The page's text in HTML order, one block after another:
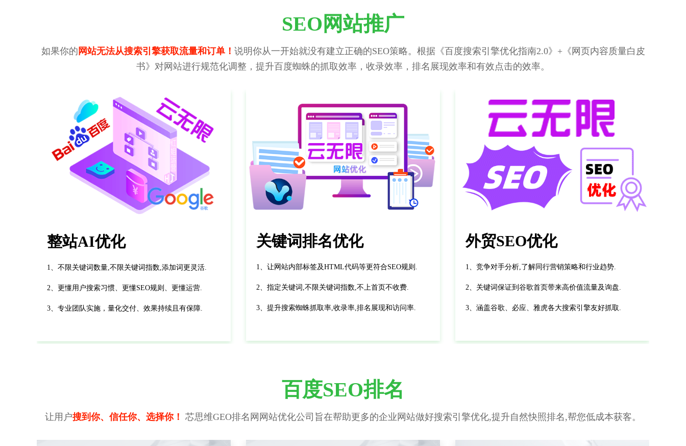
SEO网站推广
如果你的 网站无法从搜索引擎获取流量和订单！ 说明你从一开始就没有建立正确的SEO策略。根据《百度搜索引擎优化指南2.0》+《网页内容质量白皮
书》对网站进行规范化调整，提升百度蜘蛛的抓取效率，收录效率，排名展现效率和有效点击的效率。
整站AI优化
1、不限关键词数量,不限关键词指数,添加词更灵活.
2、更懂用户搜索习惯、更懂SEO规则、更懂运营.
3、专业团队实施，量化交付、效果持续且有保障.
关键词排名优化
1、让网站内部标签及HTML代码等更符合SEO规则.
2、指定关键词,不限关键词指数,不上首页不收费.
3、提升搜索蜘蛛抓取率,收录率,排名展现和访问率.
外贸SEO优化
1、竞争对手分析,了解同行营销策略和行业趋势.
2、关键词保证到谷歌首页带来高价值流量及询盘.
3、涵盖谷歌、必应、雅虎各大搜索引擎友好抓取.
百度SEO排名
让用户搜到你、信任你、选择你！ 芯思维GEO排名网网站优化公司旨在帮助更多的企业网站做好搜索引擎优化,提升自然快照排名,帮您低成本获客。